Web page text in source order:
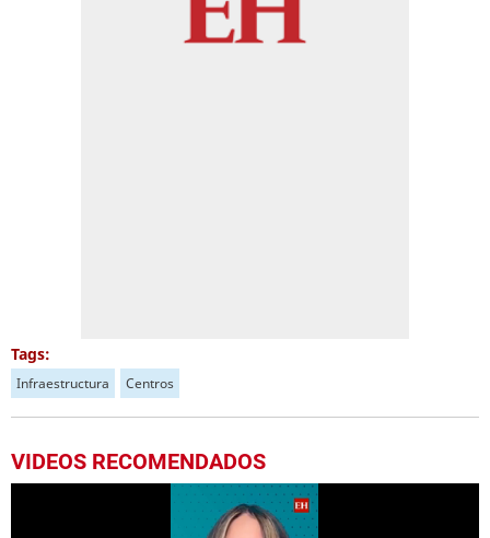
Tags:
Infraestructura Centros
VIDEOS RECOMENDADOS